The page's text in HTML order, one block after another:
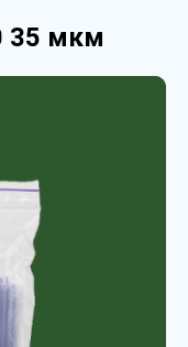
35 мкм